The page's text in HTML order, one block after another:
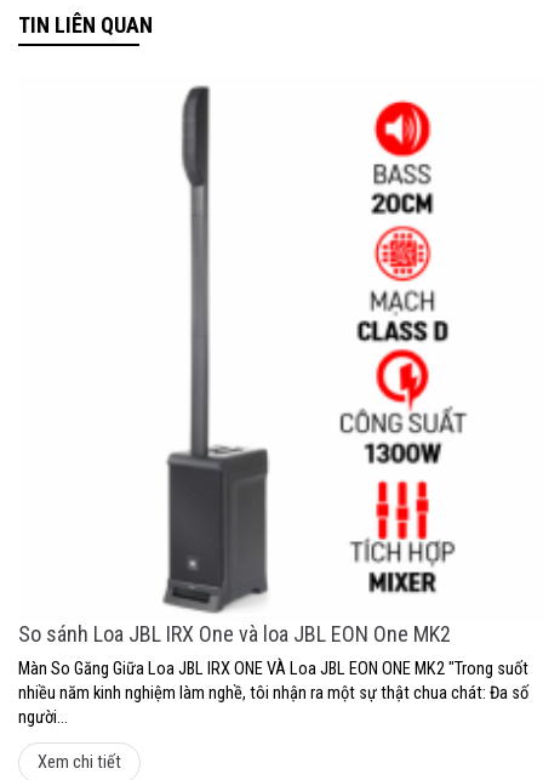
TIN LIÊN QUAN
So sánh Loa JBL IRX One và loa JBL EON One MK2
Màn So Găng Giữa Loa JBL IRX ONE VÀ Loa JBL EON ONE MK2 "Trong suốt
nhiều năm kinh nghiệm làm nghề, tôi nhận ra một sự thật chua chát: Đa số
người...
Xem chi tiết